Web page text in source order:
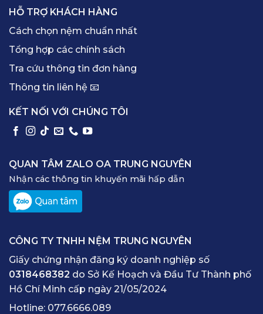
HỖ TRỢ KHÁCH HÀNG
Cách chọn nệm chuẩn nhất
Tổng hợp các chính sách
Tra cứu thông tin đơn hàng
Thông tin liên hệ 📧
KẾT NỐI VỚI CHÚNG TÔI
QUAN TÂM ZALO OA TRUNG NGUYÊN
Nhận các thông tin khuyến mãi hấp dẫn
CÔNG TY TNHH NỆM TRUNG NGUYÊN
Giấy chứng nhận đăng ký doanh nghiệp số
0318468382 do Sở Kế Hoạch và Đầu Tư Thành phố
Hồ Chí Minh cấp ngày 21/05/2024
Hotline: 077.6666.089